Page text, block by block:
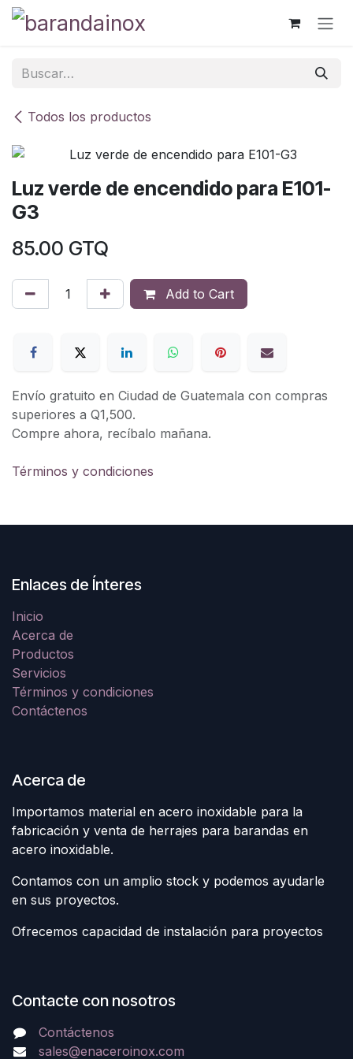
Ir al contenido
Todos los productos
Luz verde de encendido para E101-
G3
85.00 GTQ
Add to Cart
Envío gratuito en Ciudad de Guatemala con compras
superiores a Q1,500.
Compre ahora, recíbalo mañana.
Términos y condiciones
Enlaces de Ínteres
Inicio
Acerca de
Productos
Servicios
Términos y condiciones
Contáctenos
Acerca de
Importamos material en acero inoxidable para la
fabricación y venta de herrajes para barandas en
acero inoxidable.
Contamos con un amplio stock y podemos ayudarle
en sus proyectos.
Ofrecemos capacidad de instalación para proyectos
Contacte con nosotros
Contáctenos
sales@enaceroinox.com